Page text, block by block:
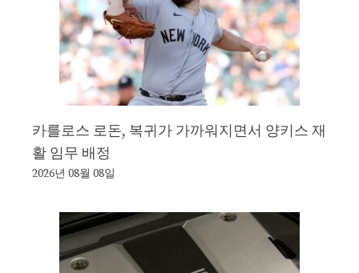
카를로스 로돈, 복귀가 가까워지면서 양키스 재
활 임무 배정
2026년 08월 08일